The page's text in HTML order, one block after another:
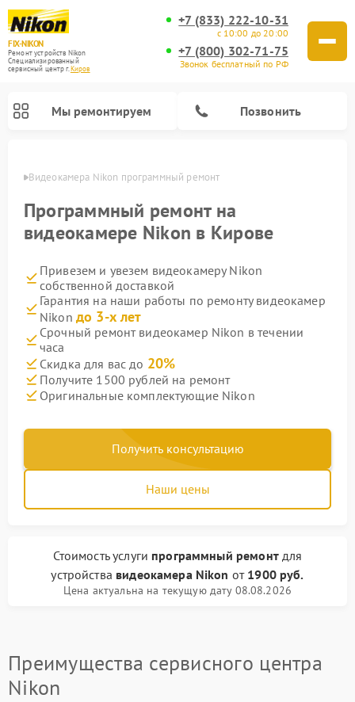
FIX-NIKON
Ремонт устройств Nikon
Специализированный
cервисный центр г.Киров
+7 (833) 222-10-31
с 10:00 до 20:00
+7 (800) 302-71-75
Звонок бесплатный по РФ
Мы ремонтируем Позвонить
Видеокамера Nikon программный ремонт
Программный ремонт на
видеокамере Nikon в Кирове
Привезем и увезем видеокамеру Nikon
собственной доставкой
Гарантия на наши работы по ремонту видеокамер
Nikon до 3-х лет
Срочный ремонт видеокамер Nikon в течении
часа
Скидка для вас до 20%
Получите 1500 рублей на ремонт
Оригинальные комплектующие Nikon
Получить консультацию
Наши цены
Стоимость услуги программный ремонтдля
устройства видеокамера Nikon от 1900 руб.
Цена актуальна на текущую дату 08.08.2026
Преимущества сервисного центра
Nikon